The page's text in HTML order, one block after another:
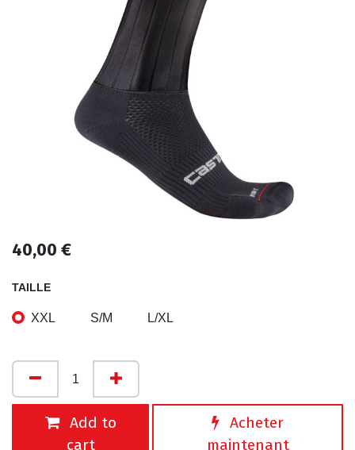
40,00 €
TAILLE
XXL S/M L/XL
Add to
cart
Acheter
maintenant